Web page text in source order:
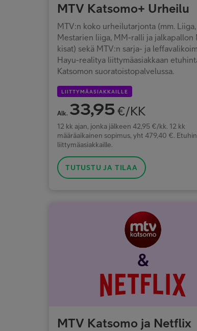
MTV Katsomo+ Urheilu
MTV:n koko urheilutarjonta (mm. Liiga,
Mestarien liiga, MM-ralli ja jalkapallon
kisat) sekä MTV:n sarja- ja
Hayu-realitya liittymäasiakkaan
Katsomon suoratoistopalvelussa.
LIITTYMÄASIAKKAILLE
Alk. 33,95€/KK
12 kk ajan, jonka jälkeen 42,95 €/kk. 12 kk
määräaikainen sopimus, yht 479,40 €.
liittymäasiakkaille.
TUTUSTU JA TILAA
MTV Katsomo ja Netflix